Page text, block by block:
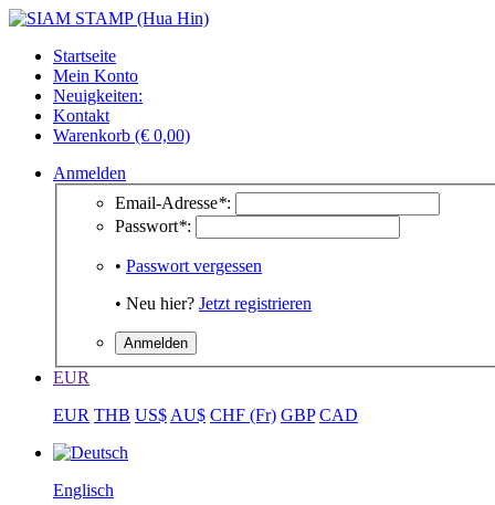
Startseite
Mein Konto
Neuigkeiten:
Kontakt
Warenkorb (€ 0,00)
Anmelden
Email-Adresse*:
Passwort*:
• Passwort vergessen
• Neu hier? Jetzt registrieren
EUR
EUR THB US$ AU$ CHF (Fr) GBP CAD
Englisch